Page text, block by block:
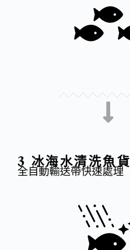
3 冰海水清洗魚貨
全自動輸送帶快速處理